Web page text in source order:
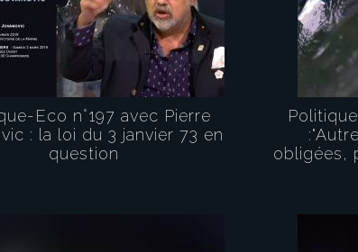
Eco n°197 avec Pierre
: la loi du 3 janvier 73 en
question
obligées,